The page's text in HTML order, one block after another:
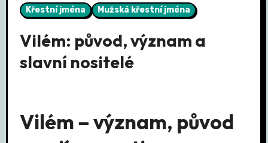
Křestní jména Mužská křestní jména
Vilém: původ, význam a
slavní nositelé
Vilém – význam, původ